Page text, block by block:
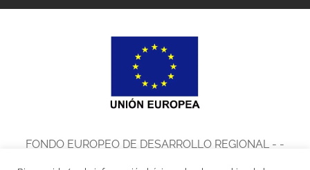
FONDO EUROPEO DE DESARROLLO REGIONAL - -